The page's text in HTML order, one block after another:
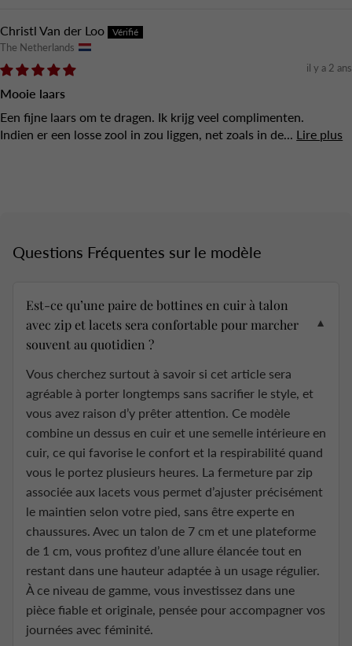
Christl Van der Loo
The Netherlands
il y a 2 ans
Mooie laars
Een fijne laars om te dragen. Ik krijg veel complimenten.
Indien er een losse zool in zou liggen, net zoals in de... Lire plus
Questions Fréquentes sur le modèle
Est-ce qu’une paire de bottines en cuir à talon
avec zip et lacets sera confortable pour marcher
souvent au quotidien ?
▼
Vous cherchez surtout à savoir si cet article sera
agréable à porter longtemps sans sacrifier le style, et
vous avez raison d’y prêter attention. Ce modèle
combine un dessus en cuir et une semelle intérieure en
cuir, ce qui favorise le confort et la respirabilité quand
vous le portez plusieurs heures. La fermeture par zip
associée aux lacets vous permet d’ajuster précisément
le maintien selon votre pied, sans être experte en
chaussures. Avec un talon de 7 cm et une plateforme
de 1 cm, vous profitez d’une allure élancée tout en
restant dans une hauteur adaptée à un usage régulier.
À ce niveau de gamme, vous investissez dans une
pièce fiable et originale, pensée pour accompagner vos
journées avec féminité.